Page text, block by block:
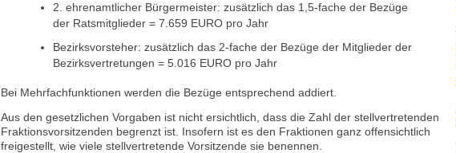
2. ehrenamtlicher Bürgermeister: zusätzlich das 1,5-fache der Bezüge
der Ratsmitglieder = 7.659 EURO pro Jahr
Bezirksvorsteher: zusätzlich das 2-fache der Bezüge der Mitglieder der
Bezirksvertretungen = 5.016 EURO pro Jahr
Bei Mehrfachfunktionen werden die Bezüge entsprechend addiert.
Aus den gesetzlichen Vorgaben ist nicht ersichtlich, dass die Zahl der stellvertretenden
Fraktionsvorsitzenden begrenzt ist. Insofern ist es den Fraktionen ganz offensichtlich
freigestellt, wie viele stellvertretende Vorsitzende sie benennen.